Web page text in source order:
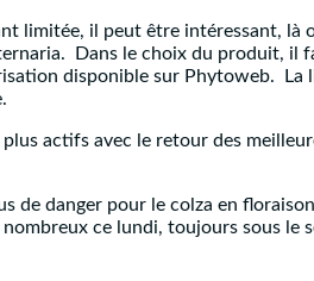
limitée, il peut être intéressant, là
Dans le choix du produit, il
disponible sur Phytoweb. La
actifs avec le retour des
de danger pour le colza en
ce lundi, toujours sous le